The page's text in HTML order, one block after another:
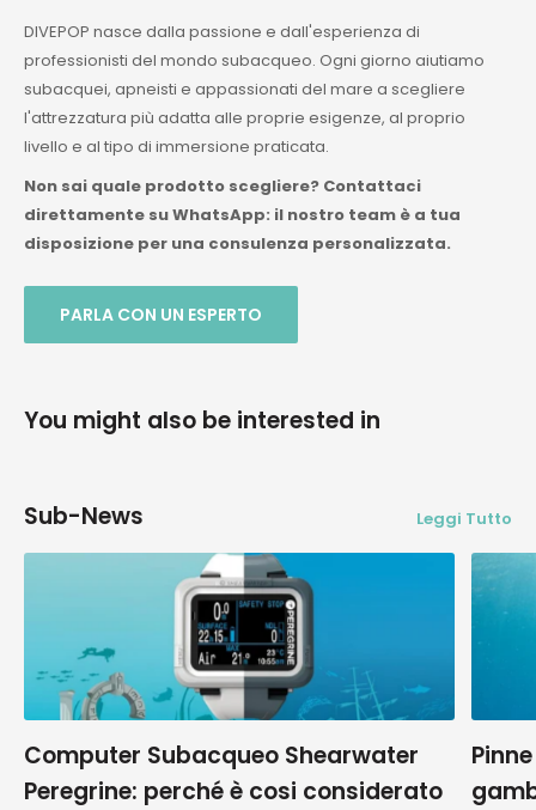
DIVEPOP nasce dalla passione e dall'esperienza di
professionisti del mondo subacqueo. Ogni giorno aiutiamo
subacquei, apneisti e appassionati del mare a scegliere
l'attrezzatura più adatta alle proprie esigenze, al proprio
livello e al tipo di immersione praticata.
Non sai quale prodotto scegliere? Contattaci
direttamente su WhatsApp: il nostro team è a tua
disposizione per una consulenza personalizzata.
PARLA CON UN ESPERTO
You might also be interested in
Sub-News Leggi Tutto
Computer Subacqueo Shearwater
Peregrine: perché è cosi considerato